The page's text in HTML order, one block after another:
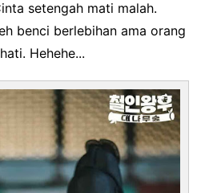
setengah mati malah.
benci berlebihan ama orang
Hehehe...